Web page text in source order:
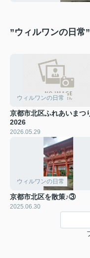
”ウィルワンの日常
ウィルワンの日常
京都市北区ふれあいまつ
2026
2026.05.29
ウィルワンの日常
京都市北区を散策♪③
2025.06.30